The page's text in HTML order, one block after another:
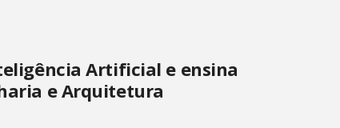
Artificial e ensina
e Arquitetura